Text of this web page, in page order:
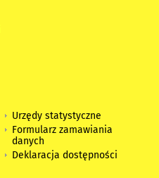
Urzędy statystyczne
Formularz zamawiania
danych
Deklaracja dostępności